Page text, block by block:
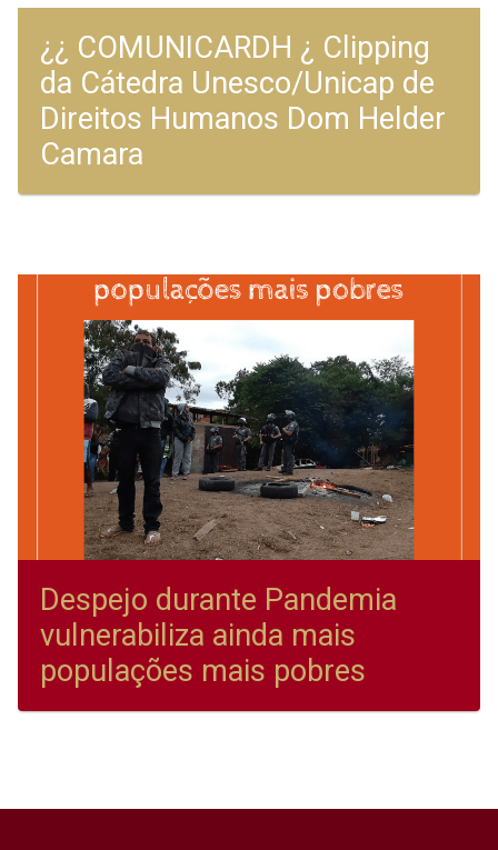
¿¿ COMUNICARDH ¿ Clipping
da Cátedra Unesco/Unicap de
Direitos Humanos Dom Helder
Camara
Despejo durante Pandemia
vulnerabiliza ainda mais
populações mais pobres